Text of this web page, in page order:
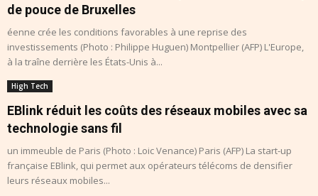
de pouce de Bruxelles
éenne crée les conditions favorables à une reprise des
investissements (Photo : Philippe Huguen) Montpellier (AFP) L'Europe,
à la traîne derrière les États-Unis à...
High Tech
EBlink réduit les coûts des réseaux mobiles avec sa
technologie sans fil
un immeuble de Paris (Photo : Loic Venance) Paris (AFP) La start-up
française EBlink, qui permet aux opérateurs télécoms de densifier
leurs réseaux mobiles...